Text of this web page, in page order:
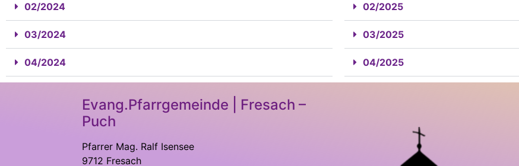
02/2024
03/2024
04/2024
02/2025
03/2025
04/2025
Evang.Pfarrgemeinde | Fresach –
Puch
Pfarrer Mag. Ralf Isensee
9712 Fresach